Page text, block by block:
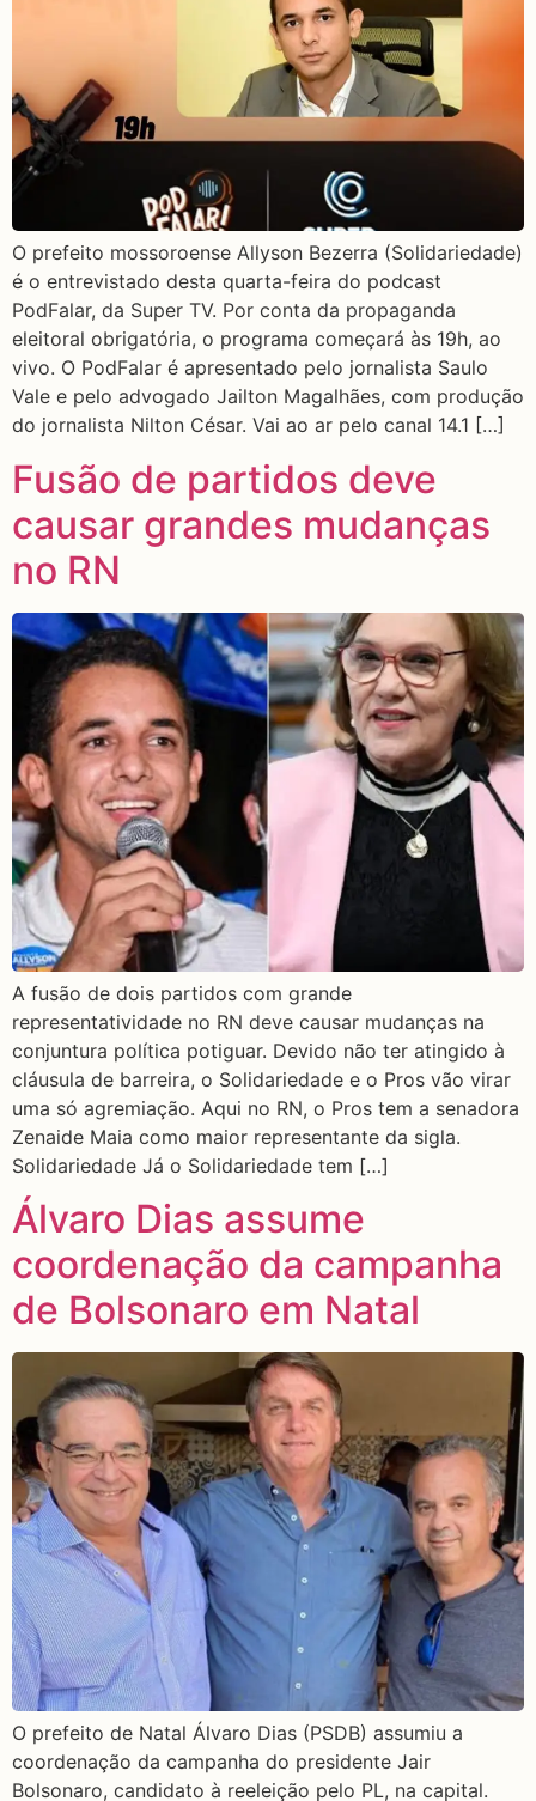
O prefeito mossoroense Allyson Bezerra (Solidariedade)
é o entrevistado desta quarta-feira do podcast
PodFalar, da Super TV. Por conta da propaganda
eleitoral obrigatória, o programa começará às 19h, ao
vivo. O PodFalar é apresentado pelo jornalista Saulo
Vale e pelo advogado Jailton Magalhães, com produção
do jornalista Nilton César. Vai ao ar pelo canal 14.1 […]
Fusão de partidos deve
causar grandes mudanças
no RN
A fusão de dois partidos com grande
representatividade no RN deve causar mudanças na
conjuntura política potiguar. Devido não ter atingido à
cláusula de barreira, o Solidariedade e o Pros vão virar
uma só agremiação. Aqui no RN, o Pros tem a senadora
Zenaide Maia como maior representante da sigla.
Solidariedade Já o Solidariedade tem […]
Álvaro Dias assume
coordenação da campanha
de Bolsonaro em Natal
O prefeito de Natal Álvaro Dias (PSDB) assumiu a
coordenação da campanha do presidente Jair
Bolsonaro, candidato à reeleição pelo PL, na capital.